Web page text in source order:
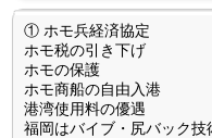
① ホモ兵経済協定
ホモ税の引き下げ
ホモの保護
ホモ商船の自由入港
港湾使用料の優遇
福岡はバイブ・尻バック技